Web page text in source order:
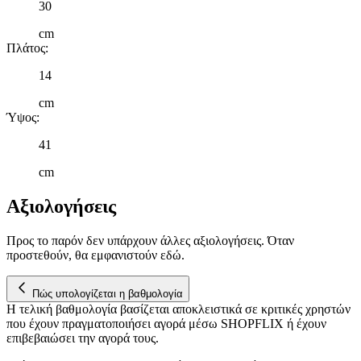
τοποθεσίας μας στους συνεργάτες μέσων κοινωνικής δικτύωσης,
διαφημίσεων και ανάλυσης.
30
cm
Πλάτος:
14
cm
Ύψος:
41
cm
Αξιολογήσεις
Προς το παρόν δεν υπάρχουν άλλες αξιολογήσεις. Όταν
προστεθούν, θα εμφανιστούν εδώ.
Πώς υπολογίζεται η βαθμολογία
Η τελική βαθμολογία βασίζεται αποκλειστικά σε κριτικές χρηστών
που έχουν πραγματοποιήσει αγορά μέσω SHOPFLIX ή έχουν
επιβεβαιώσει την αγορά τους.